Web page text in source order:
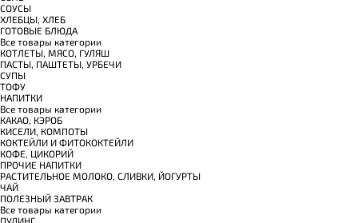
СОУСЫ
ХЛЕБЦЫ, ХЛЕБ
ГОТОВЫЕ БЛЮДА
Все товары категории
КОТЛЕТЫ, МЯСО, ГУЛЯШ
ПАСТЫ, ПАШТЕТЫ, УРБЕЧИ
СУПЫ
ТОФУ
НАПИТКИ
Все товары категории
КАКАО, КЭРОБ
КИСЕЛИ, КОМПОТЫ
КОКТЕЙЛИ И ФИТОКОКТЕЙЛИ
КОФЕ, ЦИКОРИЙ
ПРОЧИЕ НАПИТКИ
РАСТИТЕЛЬНОЕ МОЛОКО, СЛИВКИ, ЙОГУРТЫ
ЧАЙ
ПОЛЕЗНЫЙ ЗАВТРАК
Все товары категории
ПУДИНГ